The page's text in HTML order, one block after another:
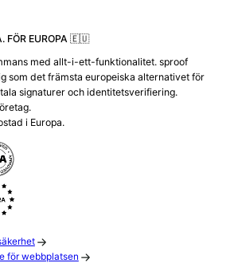
FÖR EUROPA 🇪🇺
med allt-i-ett-funktionalitet. sproof
som det främsta europeiska alternativet för
signaturer och identitetsverifiering.
i Europa.
för webbplatsen